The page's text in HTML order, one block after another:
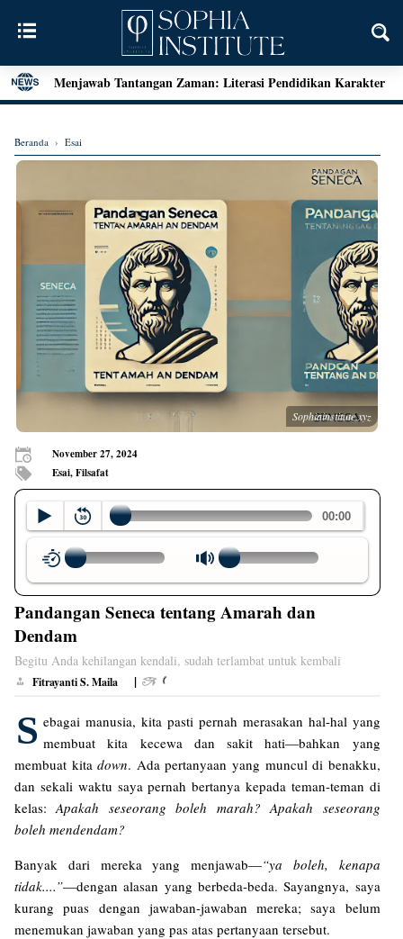
Menjawab Tantangan Zaman: Literasi Pendidikan Karakter
dan Dialog Sains dalam Kegiatan Bedah Buku Palu
Mengenal Teori Etika Immanuel Kant
Locke dan Pertanyaan Seputar Identitas Diri
Augustine on Happiness and Time
Seni Menarik Kesimpulan ala Bertrand Russel
Menjelajahi Hakikat Etika: Sebuah Refleksi dari Aristoteles
hingga Kant
Good Is Good: Menyingkap Hakikat Kebaikan Bersama
George Edward Moore
Kebebasan Sebagai Jembatan Transendensi: Menyelami
Filsafat Eksistensial Mulla Sadra
Beranda › Esai
Sophiainstitute.xyz
November 27, 2024
Esai, Filsafat
Pandangan Seneca tentang Amarah dan
Dendam
Begitu Anda kehilangan kendali, sudah terlambat untuk kembali
Fitrayanti S. Maila |
S ebagai manusia, kita pasti pernah merasakan hal-hal yang
membuat kita kecewa dan sakit hati—bahkan yang
membuat kitadown. Ada pertanyaan yang muncul di benakku,
dan sekali waktu saya pernah bertanya kepada teman-teman di
kelas:Apakah seseorang boleh marah? Apakah seseorang
boleh mendendam?
Banyak dari mereka yang menjawab—“ya boleh, kenapa
tidak....”—dengan alasan yang berbeda-beda. Sayangnya, saya
kurang puas dengan jawaban-jawaban mereka; saya belum
menemukan jawaban yang pas atas pertanyaan tersebut.